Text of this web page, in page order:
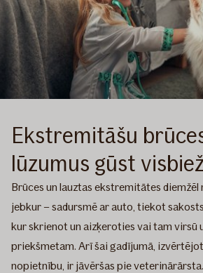
Ekstremitāšu
lūzumus gūst
Brūces un lauztas ekstremitātes
jebkur – sadursmē ar auto, tiekot
kur skrienot un aizķeroties vai tam virsū
priekšmetam. Arī šai gadījumā,
nopietnību, ir jāvēršas pie